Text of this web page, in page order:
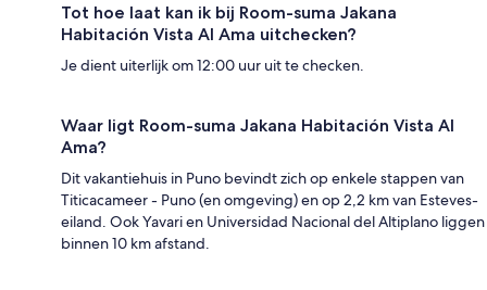
Tot hoe laat kan ik bij Room-suma Jakana
Habitación Vista Al Ama uitchecken?
Je dient uiterlijk om 12:00 uur uit te checken.
Waar ligt Room-suma Jakana Habitación Vista Al
Ama?
Dit vakantiehuis in Puno bevindt zich op enkele stappen van
Titicacameer - Puno (en omgeving) en op 2,2 km van Esteves-
eiland. Ook Yavari en Universidad Nacional del Altiplano liggen
binnen 10 km afstand.